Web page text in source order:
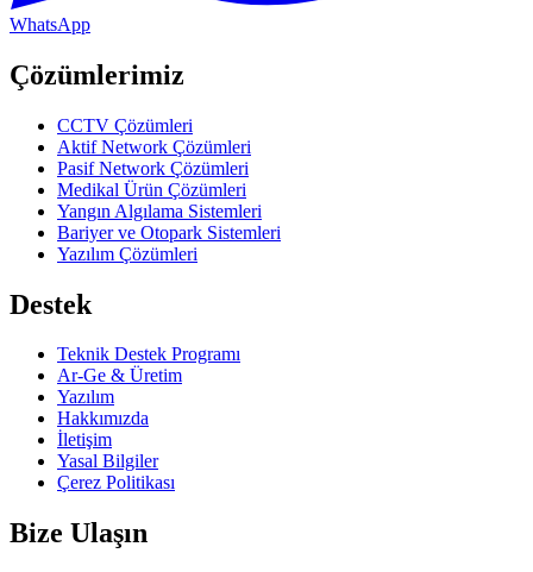
WhatsApp
Çözümlerimiz
CCTV Çözümleri
Aktif Network Çözümleri
Pasif Network Çözümleri
Medikal Ürün Çözümleri
Yangın Algılama Sistemleri
Bariyer ve Otopark Sistemleri
Yazılım Çözümleri
Destek
Teknik Destek Programı
Ar-Ge & Üretim
Yazılım
Hakkımızda
İletişim
Yasal Bilgiler
Çerez Politikası
Bize Ulaşın